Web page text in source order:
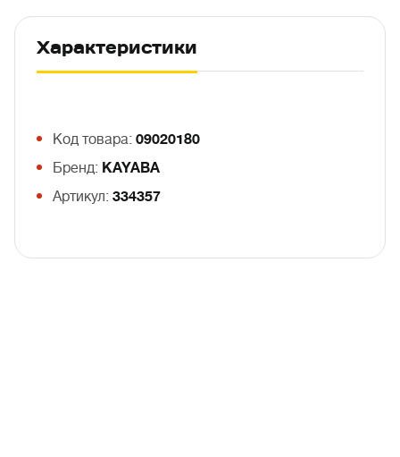
Характеристики
Код товара: 09020180
Бренд: KAYABA
Артикул: 334357